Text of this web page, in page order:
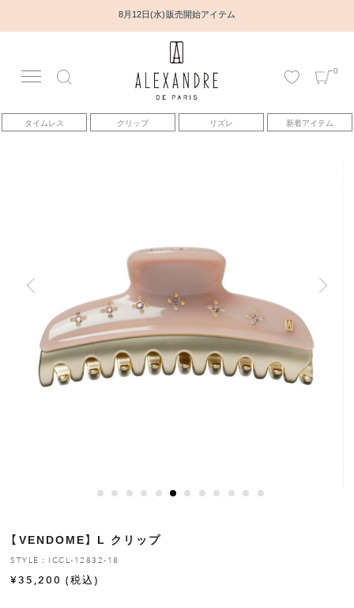
8月12日(水) 販売開始アイテム
0
タイムレス クリップ リズレ 新着アイテム
アカウント
アイテム
トピックス
ヘアアレンジ動画
ヒストリー
お修理について
【VENDOME】 L クリップ
STYLE：ICCL-12832-18
¥35,200 (税込)